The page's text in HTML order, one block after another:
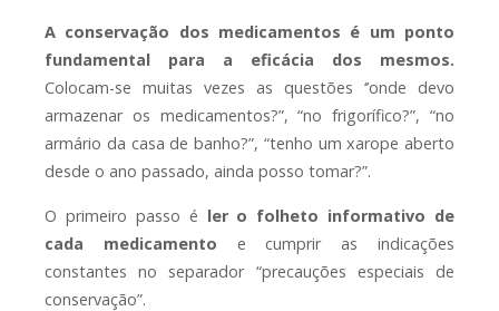
A conservação dos medicamentos é um ponto
fundamental para a eficácia dos mesmos.
Colocam-se muitas vezes as questões ‘’onde devo
armazenar os medicamentos?”, “no frigorífico?”, “no
armário da casa de banho?”, “tenho um xarope aberto
desde o ano passado, ainda posso tomar?”.
O primeiro passo é ler o folheto informativo de
cada medicamento e cumprir as indicações
constantes no separador “precauções especiais de
conservação”.